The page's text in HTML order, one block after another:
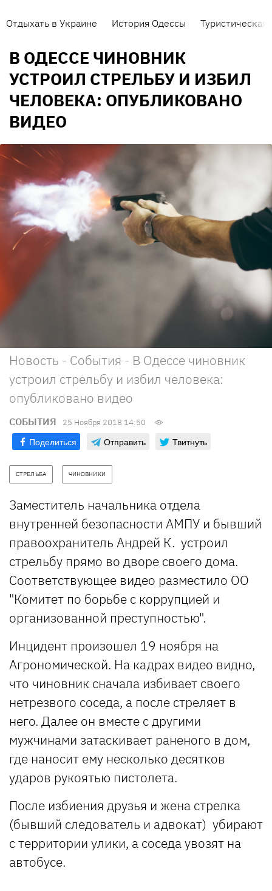
Отдыхать в Украине История Одессы Туристическая
В ОДЕССЕ ЧИНОВНИК
УСТРОИЛ СТРЕЛЬБУ И ИЗБИЛ
ЧЕЛОВЕКА: ОПУБЛИКОВАНО
ВИДЕО
Новость - События - В Одессе чиновник
устроил стрельбу и избил человека:
опубликовано видео
СОБЫТИЯ 25 Ноября 2018 14:50
Поделиться Отправить Твитнуть
СТРЕЛЬБА ЧИНОВНИКИ
Заместитель начальника отдела
внутренней безопасности АМПУ и бывший
правоохранитель Андрей К. устроил
стрельбу прямо во дворе своего дома.
Соответствующее видео разместило ОО
"Комитет по борьбе с коррупцией и
организованной преступностью".
Инцидент произошел 19 ноября на
Агрономической. На кадрах видео видно,
что чиновник сначала избивает своего
нетрезвого соседа, а после стреляет в
него. Далее он вместе с другими
мужчинами затаскивает раненого в дом,
где наносит ему несколько десятков
ударов рукоятью пистолета.
После избиения друзья и жена стрелка
(бывший следователь и адвокат) убирают
с территории улики, а соседа увозят на
автобусе.